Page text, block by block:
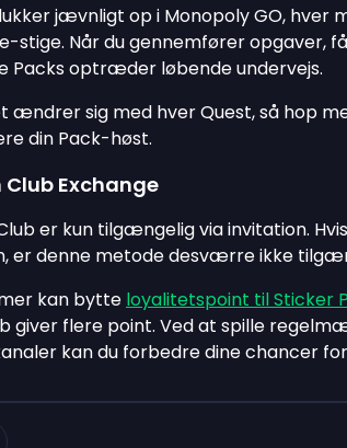
jævnligt op i Monopoly GO,
stige. Når du gennemfører opgaver,
Packs optræder løbende undervejs.
ændrer sig med hver Quest, så hop
din Pack-høst.
Club Exchange
er kun tilgængelig via invitation.
er denne metode desværre ikke
kan bytte loyalitetspoint til Sticker
giver flere point. Ved at spille
kan du forbedre dine chancer